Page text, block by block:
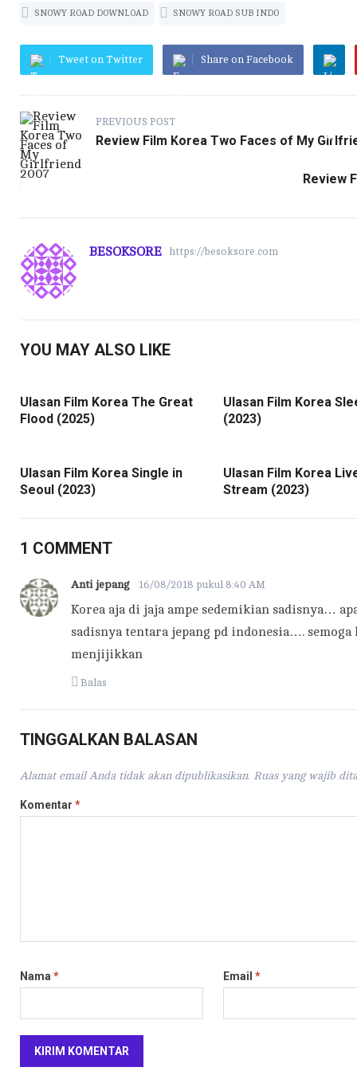
k
r
A
p
p
Li
n
k
m
r
SNOWY ROAD DOWNLOAD SNOWY ROAD SUB INDO
Tweet on Twitter Share on Facebook
PREVIOUS POST
Review Film Korea Two Faces of My
Review
BESOKSORE https://besoksore.com
YOU MAY ALSO LIKE
Ulasan Film Korea The Great
Flood (2025)
Ulasan Film Korea
(2023)
Ulasan Film Korea Single in
Seoul (2023)
Ulasan Film Korea
Stream (2023)
1 COMMENT
Anti jepang 16/08/2018 pukul 8:40 AM
Korea aja di jaja ampe sedemikian sadisnya…
sadisnya tentara jepang pd indonesia….
menjijikkan
Balas
TINGGALKAN BALASAN
Alamat email Anda tidak akan dipublikasikan. Ruas yang wajib
Komentar *
Nama * Email *